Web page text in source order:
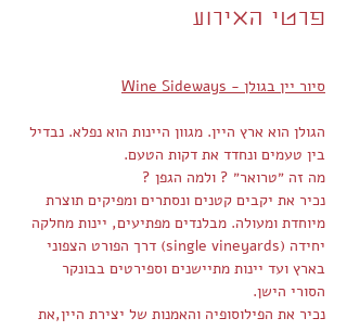
פרטי האירוע
סיור יין בגולן - Wine Sideways
הגולן הוא ארץ היין. מגוון היינות הוא נפלא. נבדיל
בין טעמים ונחדד את דקות הטעם.
מה זה ״טרואר״ ? ולמה הגפן ?
נכיר את יקבים קטנים ונסתרים ומפיקים תוצרת
מיוחדת ומעולה. מבלנדים מפתיעים, יינות מחלקה
יחידה (single vineyards) דרך הפורט הצפוני
בארץ ועד יינות מתיישנים וספירטים בבונקר
הסורי הישן.
נכיר את הפילוסופיה והאמנות של יצירת היין,את